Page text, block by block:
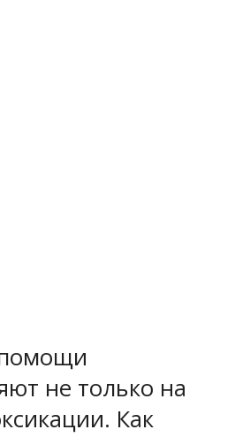
помощи
не только на
Как